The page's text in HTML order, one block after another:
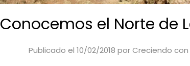
Conocemos el Norte de
Publicado el 10/02/2018 porCreciendo con